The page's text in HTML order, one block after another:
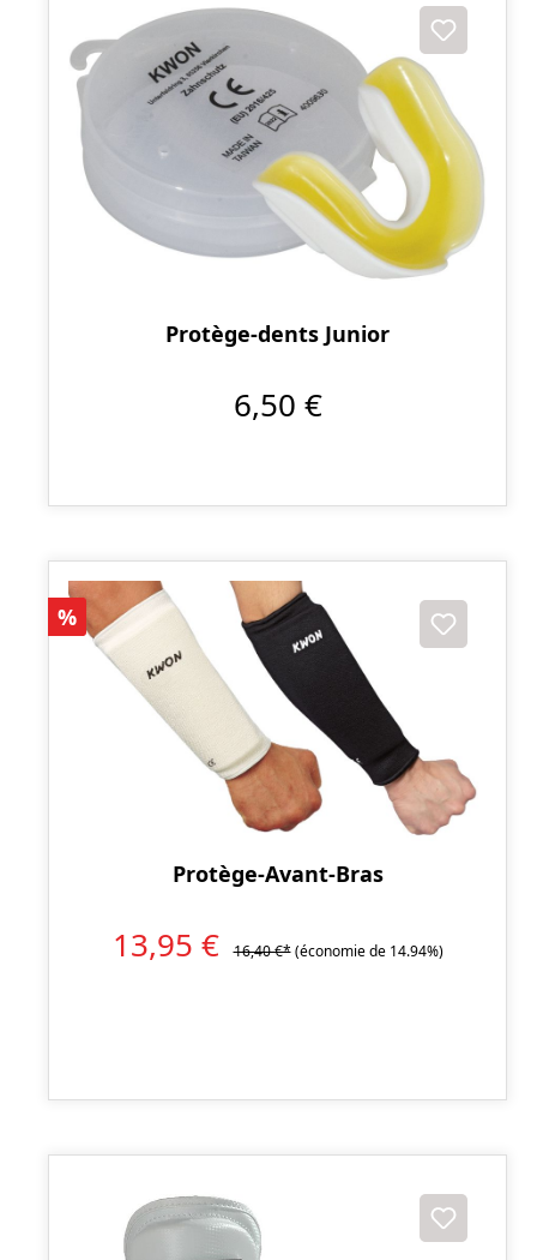
Protège-dents Junior
6,50 €
Réduction
%
Protège-Avant-Bras
13,95 € 16,40 €* (économie de 14.94%)